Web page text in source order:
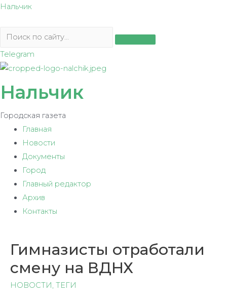
Перейти
содержимому
Нальчик
Telegram
Нальчик
Городская газета
Главная
Новости
Документы
Город
Главный редактор
Архив
Контакты
Гимназисты отработали
смену на ВДНХ
НОВОСТИ, ТЕГИ